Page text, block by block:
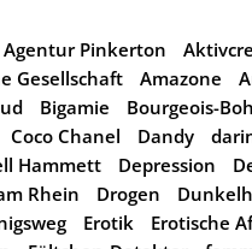
Agentur Pinkerton
Gesellschaft
Amazone
Bigamie Bourgeois-
Coco Chanel Dandy
Hammett Depression
Rhein Drogen
Erotik Erotische